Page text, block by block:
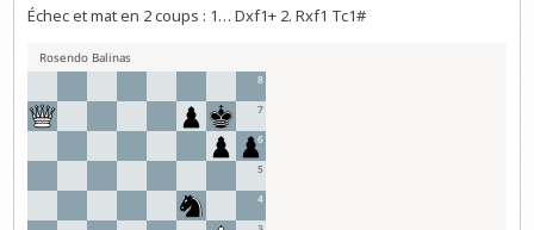
Échec et mat en 2 coups : 1… Dxf1+ 2. Rxf1 Tc1#